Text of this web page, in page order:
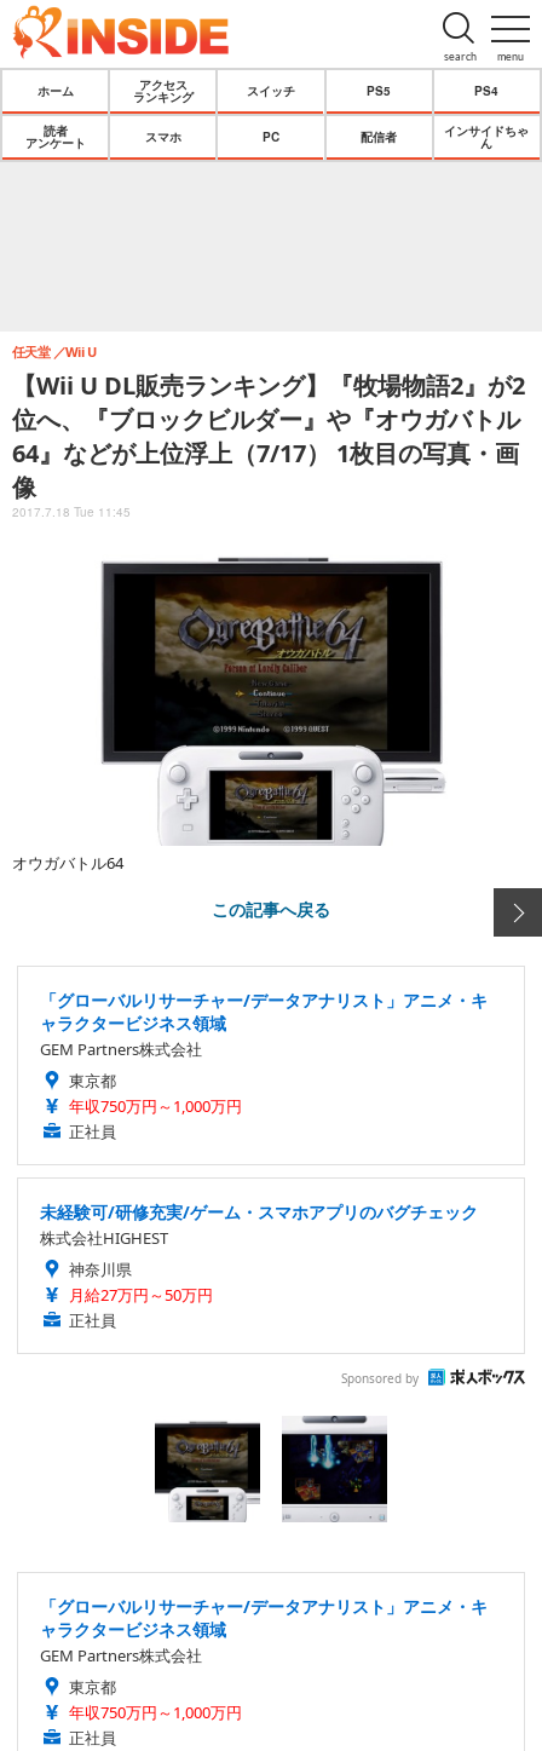
menu
search
ホーム
アクセス
ランキング
スイッチ PS5 PS4
読者
アンケート
スマホ PC 配信者
インサイドちゃ
ん
【Wii U DL販売ランキング】『牧場物語2』が2
位へ、『ブロックビルダー』や『オウガバトル
64』などが上位浮上（7/17） 1枚目の写真・画
像
任天堂 Wii U
2017.7.18 Tue 11:45
オウガバトル64
この記事へ戻る
「グローバルリサーチャー/データアナリスト」アニメ・キ
ャラクタービジネス領域
GEM Partners株式会社
東京都
年収750万円～1,000万円
正社員
未経験可/研修充実/ゲーム・スマホアプリのバグチェック
株式会社HIGHEST
神奈川県
月給27万円～50万円
正社員
Sponsored by
「グローバルリサーチャー/データアナリスト」アニメ・キ
ャラクタービジネス領域
GEM Partners株式会社
東京都
年収750万円～1,000万円
正社員